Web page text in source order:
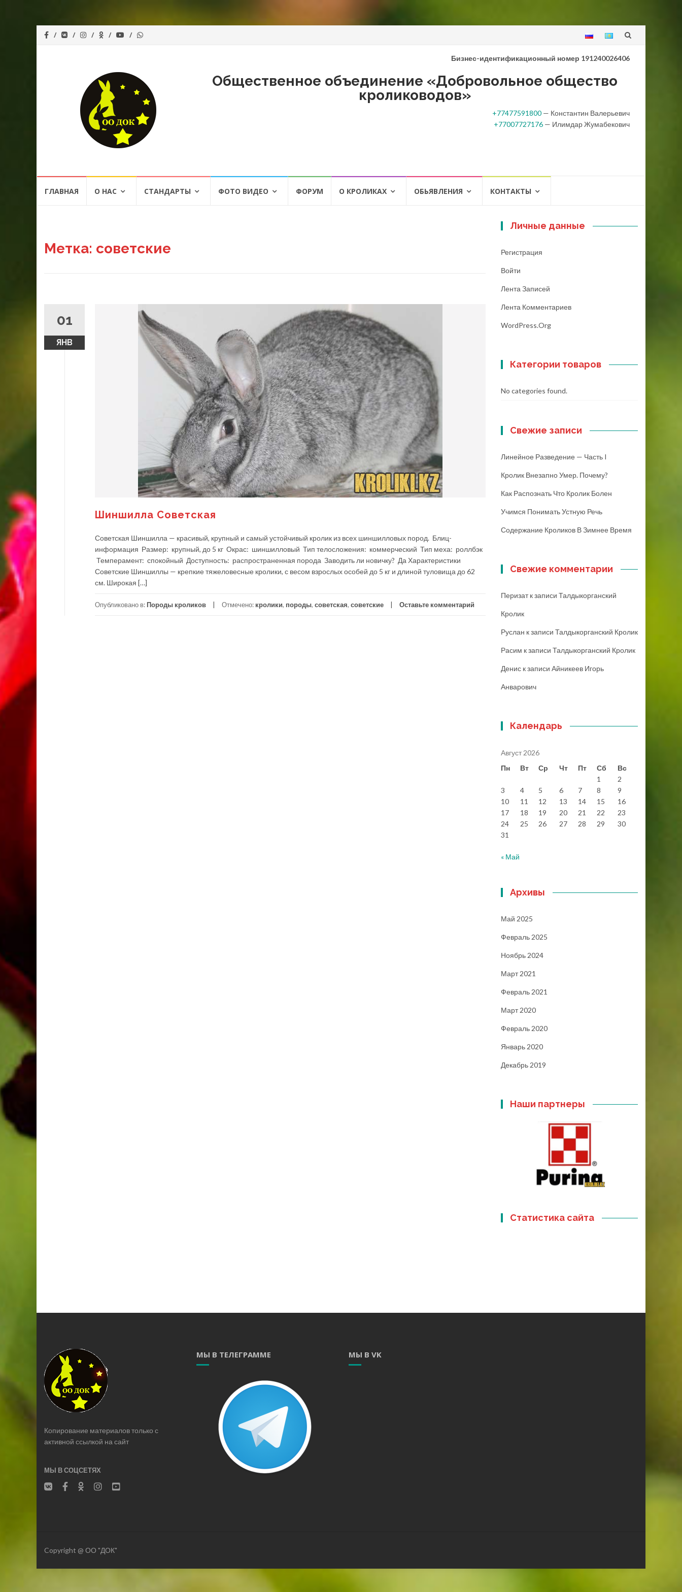
Перейти
к
Бизнес-идентификационный номер 191240026406
Общественное объединение «Добровольное общество
кролиководов»
+77477591800 — Константин Валерьевич
+77007727176 — Илимдар Жумабекович
ГЛАВНАЯ О НАС СТАНДАРТЫ ФОТО ВИДЕО ФОРУМ О КРОЛИКАХ ОБЬЯВЛЕНИЯ КОНТАКТЫ
Метка: советские
01
ЯНВ
Шиншилла Советская
Советская Шиншилла — красивый, крупный и самый устойчивый кролик из всех шиншилловых пород. Блиц-
информация Размер: крупный, до 5 кг Окрас: шиншилловый Тип телосложения: коммерческий Тип меха: роллбэк
Темперамент: спокойный Доступность: распространенная порода Заводить ли новичку? Да Характеристики
Советские Шиншиллы — крепкие тяжеловесные кролики, с весом взрослых особей до 5 кг и длиной туловища до 62
см. Широкая […]
Опубликовано в: Породы кроликов Отмечено: кролики, породы, советская, советские Оставьте комментарий
Личные данные
Регистрация
Войти
Лента Записей
Лента Комментариев
WordPress.org
Категории товаров
No categories found.
Свежие записи
Линейное Разведение — Часть I
Кролик Внезапно Умер. Почему?
Как Распознать Что Кролик Болен
Учимся Понимать Устную Речь
Содержание Кроликов В Зимнее Время
Свежие комментарии
Перизатк записи Талдыкорганский
Кролик
Руслан к записи Талдыкорганский Кролик
Расим к записи Талдыкорганский Кролик
Денис к записи Айникеев Игорь
Анварович
Календарь
Август 2026
Пн
Вт Ср Чт Пт Сб
Вс
1
2
3
4 5 6 7 8
9
10
11 12 13 14 15
16
17
18 19 20 21 22
23
24
25 26 27 28 29
30
31
« Май
Архивы
Май 2025
Февраль 2025
Ноябрь 2024
Март 2021
Февраль 2021
Март 2020
Февраль 2020
Январь 2020
Декабрь 2019
Наши партнеры
Статистика сайта
Копирование материалов только с
активной ссылкой на сайт
МЫ В СОЦСЕТЯХ
МЫ В ТЕЛЕГРАММЕ МЫ В VK
Copyright @ ОО "ДОК"